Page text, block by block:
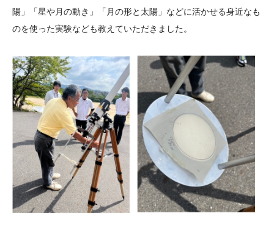
陽」「星や月の動き」「月の形と太陽」などに活かせる身近なも
のを使った実験なども教えていただきました。